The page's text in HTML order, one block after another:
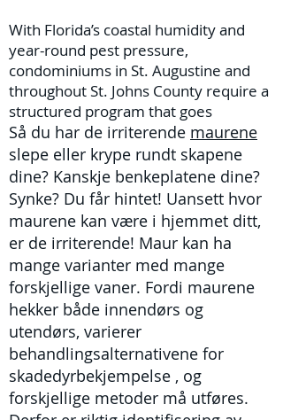
With Florida’s coastal humidity and
year-round pest pressure,
condominiums in St. Augustine and
throughout St. Johns County require a
structured program that goes
Så du har de irriterende maurene
slepe eller krype rundt skapene
dine? Kanskje benkeplatene dine?
Synke? Du får hintet! Uansett hvor
maurene kan være i hjemmet ditt,
er de irriterende! Maur kan ha
mange varianter med mange
forskjellige vaner. Fordi maurene
hekker både innendørs og
utendørs, varierer
behandlingsalternativene for
skadedyrbekjempelse , og
forskjellige metoder må utføres.